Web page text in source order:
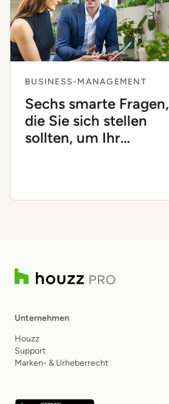
BUSINESS-MANAGEMENT
Sechs smarte Fragen,
die Sie sich stellen
sollten, um Ihr
Unternehmen
Houzz
Support
Marken- & Urheberrecht